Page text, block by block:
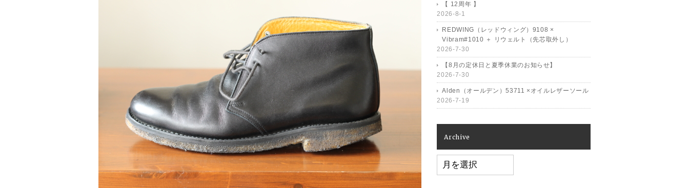
【 12周年 】
2026-8-1
REDWING（レッドウィング）9108 ×
Vibram#1010 ＋ リウェルト（先芯取外し）
2026-7-30
【8月の定休日と夏季休業のお知らせ】
2026-7-30
Alden（オールデン）53711 ×オイルレザーソール
2026-7-19
Archive
Archive